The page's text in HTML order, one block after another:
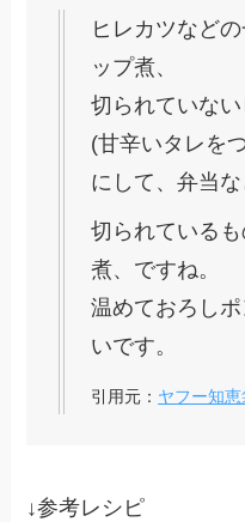
ヒレカツなど
ップ煮、
切られていな
(甘辛いタレを
にして、弁当な
切られている
煮、ですね。
温めておろし
いです。
引用元： ヤフー知恵
↓参考レシピ